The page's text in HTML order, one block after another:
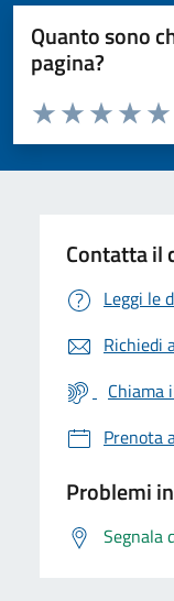
Quanto sono
pagina?
Valuta da 1 a 5 stelle la
Valuta
Valuta 3
Valuta 2 stelle
Valuta 1 stelle su 5
Contatta il
Leggi le
Richiedi
Chiama
Prenota
Problemi
Segnala